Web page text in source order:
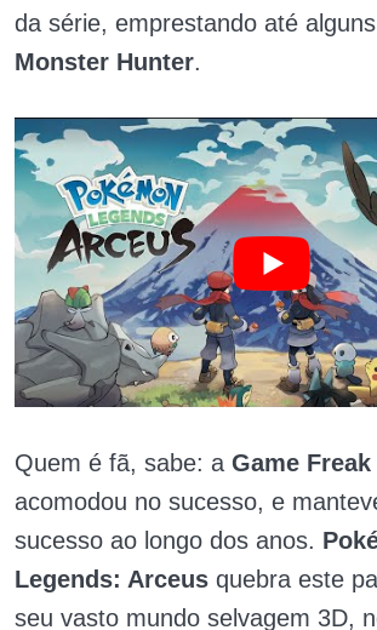
da série, emprestando até
Monster Hunter.
Quem é fã, sabe: a Game Freak
acomodou no sucesso, e
sucesso ao longo dos anos.
Legends: Arceus quebra este
seu vasto mundo selvagem 3D,